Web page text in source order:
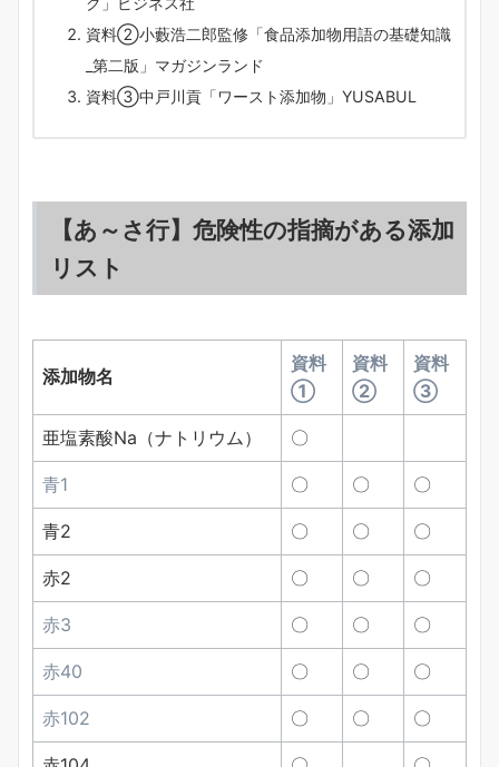
資料②小藪浩二郎監修「食品添加物用語の基礎知識
_第二版」マガジンランド
資料③中戸川貢「ワースト添加物」YUSABUL
【あ～さ行】危険性の指摘がある添加
リスト
添加物名
資料
①
資料
②
資料
③
亜塩素酸Na（ナトリウム） 〇
青1 〇 〇 〇
青2 〇 〇 〇
赤2 〇 〇 〇
赤3 〇 〇 〇
赤40 〇 〇 〇
赤102 〇 〇 〇